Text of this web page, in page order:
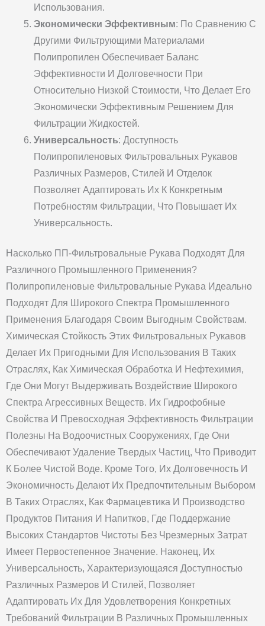
Использования.
Экономически Эффективным: По Сравнению С
Другими Фильтрующими Материалами
Полипропилен Обеспечивает Баланс
Эффективности И Долговечности При
Относительно Низкой Стоимости, Что Делает Его
Экономически Эффективным Решением Для
Фильтрации Жидкостей.
Универсальность: Доступность
Полипропиленовых Фильтровальных Рукавов
Различных Размеров, Стилей И Отделок
Позволяет Адаптировать Их К Конкретным
Потребностям Фильтрации, Что Повышает Их
Универсальность.
Насколько ПП-Фильтровальные Рукава Подходят Для
Различного Промышленного Применения?
Полипропиленовые Фильтровальные Рукава Идеально
Подходят Для Широкого Спектра Промышленного
Применения Благодаря Своим Выгодным Свойствам.
Химическая Стойкость Этих Фильтровальных Рукавов
Делает Их Пригодными Для Использования В Таких
Отраслях, Как Химическая Обработка И Нефтехимия,
Где Они Могут Выдерживать Воздействие Широкого
Спектра Агрессивных Веществ. Их Гидрофобные
Свойства И Превосходная Эффективность Фильтрации
Полезны На Водоочистных Сооружениях, Где Они
Обеспечивают Удаление Твердых Частиц, Что Приводит
К Более Чистой Воде. Кроме Того, Их Долговечность И
Экономичность Делают Их Предпочтительным Выбором
В Таких Отраслях, Как Фармацевтика И Производство
Продуктов Питания И Напитков, Где Поддержание
Высоких Стандартов Чистоты Без Чрезмерных Затрат
Имеет Первостепенное Значение. Наконец, Их
Универсальность, Характеризующаяся Доступностью
Различных Размеров И Стилей, Позволяет
Адаптировать Их Для Удовлетворения Конкретных
Требований Фильтрации В Различных Промышленных